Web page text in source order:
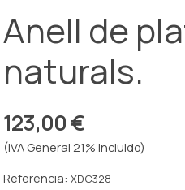
Anell de
naturals.
123,00 €
(IVA General 21% incluido)
Referencia:XDC328